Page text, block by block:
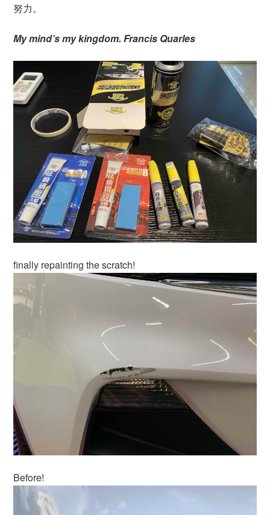
努力。
My mind’s my kingdom. Francis Quarles
finally repainting the scratch!
Before!